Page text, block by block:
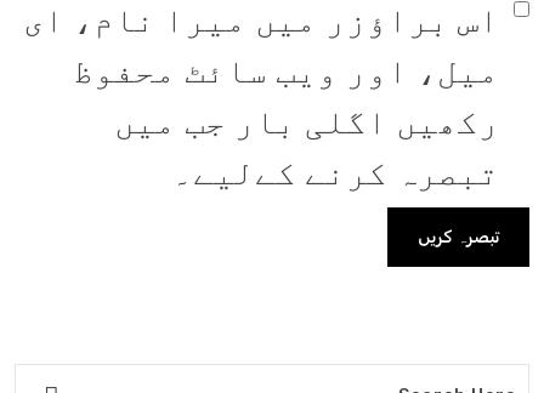
اس براؤزر میں میرا نام، ای
میل، اور ویب سائٹ محفوظ
رکھیں اگلی بار جب میں
تبصرہ کرنے کےلیے۔